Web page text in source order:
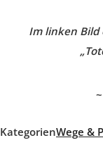
Im linken Bild
~
KategorienWege &